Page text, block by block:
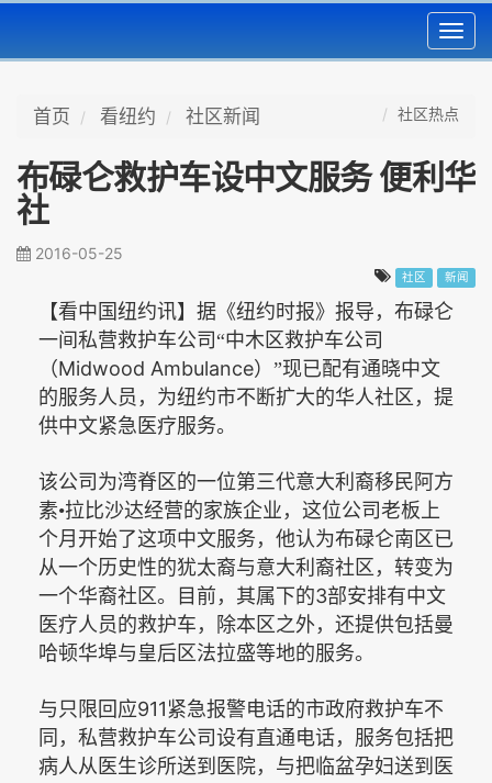
首页 看纽约 社区新闻 社区热点
布碌仑救护车设中文服务 便利华
社
2016-05-25
社区 新闻
【看中国纽约讯】据《纽约时报》报导，布碌仑
一间私营救护车公司“中木区救护车公司
（Midwood Ambulance）”现已配有通晓中文
的服务人员，为纽约市不断扩大的华人社区，提
供中文紧急医疗服务。
该公司为湾脊区的一位第三代意大利裔移民阿方
素•拉比沙达经营的家族企业，这位公司老板上
个月开始了这项中文服务，他认为布碌仑南区已
从一个历史性的犹太裔与意大利裔社区，转变为
一个华裔社区。目前，其属下的3部安排有中文
医疗人员的救护车，除本区之外，还提供包括曼
哈顿华埠与皇后区法拉盛等地的服务。
与只限回应911 紧急报警电话的市政府救护车不
同，私营救护车公司设有直通电话，服务包括把
病人从医生诊所送到医院，与把临盆孕妇送到医